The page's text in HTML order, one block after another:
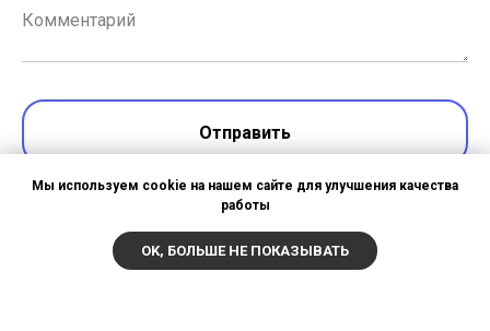
Комментарий
Отправить
обработку персональных данных в соответствии с
Политикой обработки персональных данных
Мы используем cookie на нашем сайте для улучшения качества
работы
OK, БОЛЬШЕ НЕ ПОКАЗЫВАТЬ